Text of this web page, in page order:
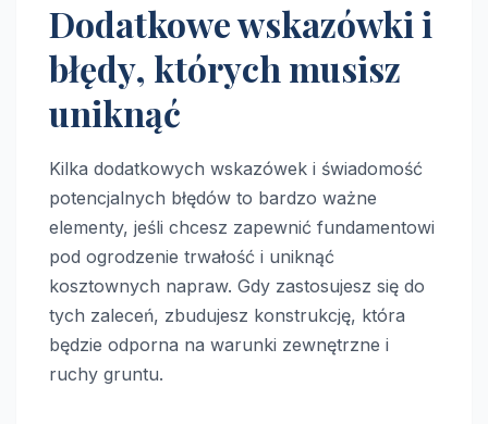
Dodatkowe wskazówki i
błędy, których musisz
uniknąć
Kilka dodatkowych wskazówek i świadomość
potencjalnych błędów to bardzo ważne
elementy, jeśli chcesz zapewnić fundamentowi
pod ogrodzenie trwałość i uniknąć
kosztownych napraw. Gdy zastosujesz się do
tych zaleceń, zbudujesz konstrukcję, która
będzie odporna na warunki zewnętrzne i
ruchy gruntu.